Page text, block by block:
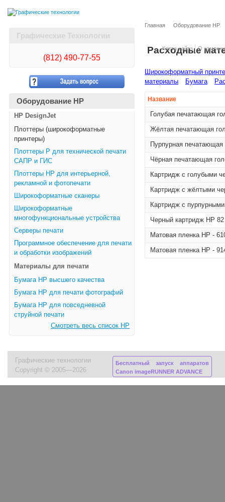
Карта сайта О
Графические Технологии
(812) 490-77-55
Оборудование HP
HP DesignJet
Плоттеры (широкоформатные
принтеры)
Плоттеры Р для технической печати
САПР и ГИС
Плоттеры НР для интерьерной,
рекламной и фотопечати
Широкоформатные сканеры
Широкоформатные
многофункциональные устройства
Серверы печати
Программное обеспечение для печати
и обработки изображений
Материалы для печати
Бумага HP высшего качества
Бумага HP для печати фотографий
Бумага HP для повседневной
струйной печати
Смотреть весь список HP
Главная Оборудование HP
Расходные
Широкоформатный
материалы
Бумага
Название
Голубая печатающая
Жёлтая печатающая
Пурпурная печатающая
Чёрная печатающая
Картридж с голубыми
Картридж с жёлтыми
Картридж с
Черный картридж HP
Матовая пленка HP -
Матовая пленка HP -
Графические технологии
Copyright © 2005—2026
Бесплатный запуск аппаратов
Canon imageRUNNER ADVANCE